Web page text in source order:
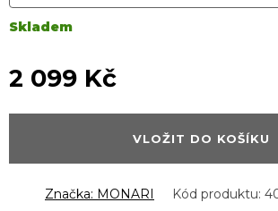
Skladem
2 099 Kč
cena:
VLOŽIT DO KOŠÍKU
Značka: MONARI Kód produktu: